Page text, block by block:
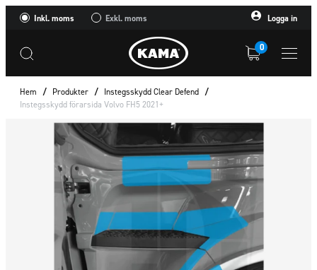
Inkl. moms Exkl. moms Logga in
0
Hem / Produkter / Instegsskydd Clear Defend /
Instegsskydd förarsida Volvo FH5 2021+